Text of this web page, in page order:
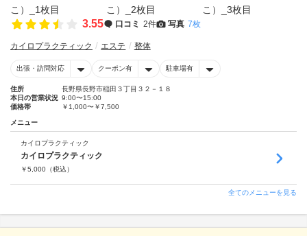
3.55 口コミ 2件 写真 7枚
カイロプラクティック エステ 整体
出張・訪問対応 クーポン有 駐車場有
住所
長野県長野市稲田３丁目３２－１８
本日の営業状況 9:00〜15:00
価格帯
￥1,000〜￥7,500
メニュー
カイロプラクティック
カイロプラクティック
￥5,000 （税込）
全てのメニューを見る